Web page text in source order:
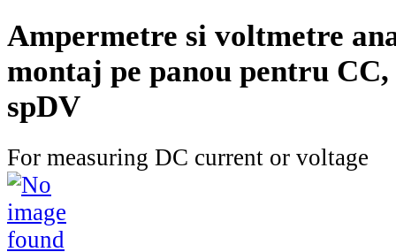
Ampermetre si voltmetre
montaj pe panou pentru
spDV
For measuring DC current or voltage